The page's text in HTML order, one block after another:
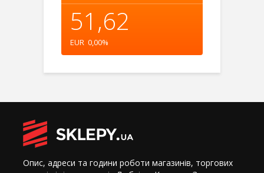
51,62
EUR 0,00%
Опис, адреси та години роботи магазинів, торгових